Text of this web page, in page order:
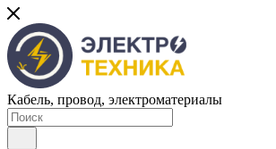
Кабель, провод, электроматериалы